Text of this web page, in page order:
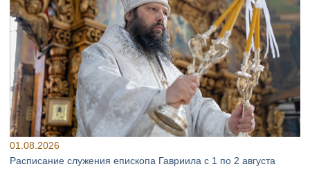
01.08.2026
Расписание служения епископа Гавриила с 1 по 2 августа